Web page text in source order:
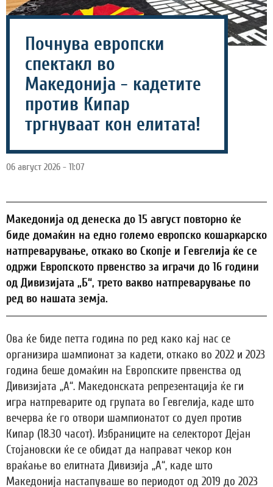
Почнува европски
спектакл во
Македонија - кадетите
против Кипар
тргнуваат кон елитата!
06 август 2026 - 11:07
Македонија од денеска до 15 август повторно ќе
биде домаќин на едно големо европско кошаркарско
натпреварување, откако во Скопје и Гевгелија ќе се
одржи Европското првенство за играчи до 16 години
од Дивизијата „Б“, трето вакво натпреварување по
ред во нашата земја.
Ова ќе биде петта година по ред како кај нас се
организира шампионат за кадети, откако во 2022 и 2023
година беше домаќин на Европските првенства од
Дивизијата „А“. Македонската репрезентација ќе ги
игра натпреварите од групата во Гевгелија, каде што
вечерва ќе го отвори шампионатот со дуел против
Кипар (18.30 часот). Избраниците на селекторот Дејан
Стојановски ќе се обидат да направат чекор кон
враќање во елитната Дивизија „А“, каде што
Македонија настапуваше во периодот од 2019 до 2023